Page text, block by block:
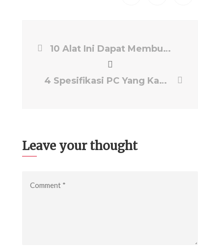
10 Alat Ini Dapat Membuat Film Pendek Kamu Lebih Berkualitas loh! Yuk Simak Penjelasannya.
4 Spesifikasi PC Yang Kamu Butuhkan Sebagai Editor Video
Leave your thought